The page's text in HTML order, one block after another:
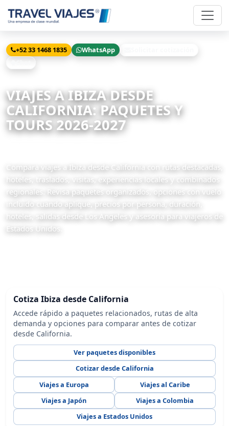
+52 33 1468 1835 WhatsApp
VIAJES A IBIZA DESDE
CALIFORNIA: PAQUETES Y
TOURS 2026-2027
Compara viajes a Ibiza desde California con rutas destacadas,
hoteles, traslados, visitas, experiencias locales y combinados
regionales. Revisa paquetes organizados, opciones con vuelo
incluido cuando aplique, precios por persona, duración,
hoteles, salidas desde Los Angeles y asesoría para viajeros de
Estados Unidos.
Cotiza Ibiza desde California
Accede rápido a paquetes relacionados, rutas de alta
demanda y opciones para comparar antes de cotizar
desde California.
Ver paquetes disponibles
Cotizar desde California
Viajes a Europa
Viajes al Caribe
Viajes a Japón
Viajes a Colombia
Viajes a Estados Unidos